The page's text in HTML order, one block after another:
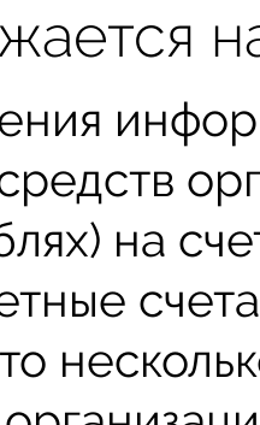
на